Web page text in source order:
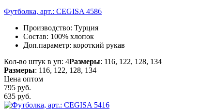
Футболка, арт.: CEGISA 4586
Производство: Турция
Состав: 100% хлопок
Доп.параметр: короткий рукав
Кол-во штук в уп: 4Размеры: 116, 122, 128, 134
Размеры: 116, 122, 128, 134
Цена оптом
795 руб.
635 руб.